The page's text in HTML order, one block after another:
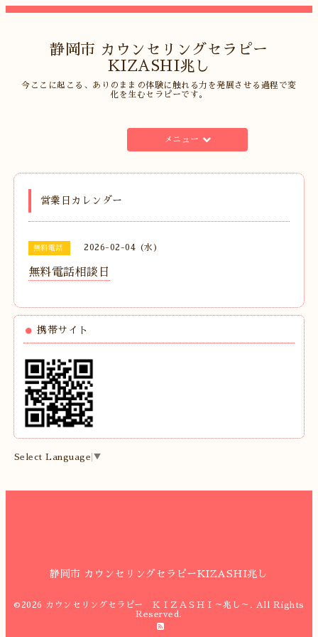
静岡市 カウンセリングセラピー
KIZASHI兆し
今ここに起こる、ありのままの体験に触れる力を発展させる過程で変
化を生むセラピーです。
メニュー
営業日カレンダー
無料電話 2026-02-04 (水)
無料電話相談日
携帯サイト
Select Language ▼
静岡市 カウンセリングセラピーKIZASHI兆し
©2026 カウンセリングセラピー ＫＩＺＡＳＨＩ～兆し～ . All Rights
Reserved.